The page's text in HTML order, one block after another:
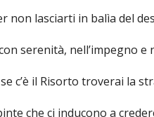
TRIBUNALE
UNITALSI
non lasciarti in balìa del
serenità, nell’impegno e
c’è il Risorto troverai la
che ci inducono a